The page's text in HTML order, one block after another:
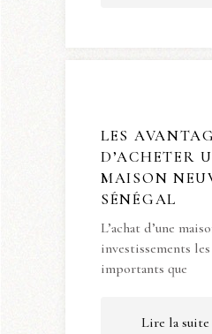
LES
D’ACHETER
MAISON
SÉNÉGAL
L’achat d’une
investissements
importants que
Lire la suite